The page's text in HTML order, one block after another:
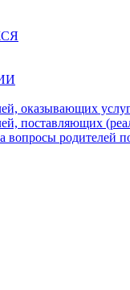
оказывающих
поставляющих
вопросы родителей